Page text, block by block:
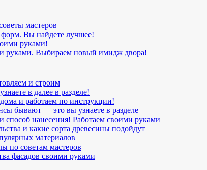
мастеров
Вы найдете лучшее!
руками!
руками. Выбираем новый имидж двора!
и строим
в далее в разделе!
и работаем по инструкции!
бывают — это вы узнаете в разделе
способ нанесения! Работаем своими руками
и какие сорта древесины подойдут
материалов
по советам мастеров
фасадов своими руками